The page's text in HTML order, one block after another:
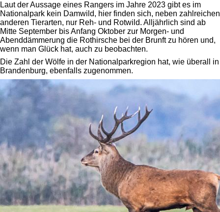
Laut der Aussage eines Rangers im Jahre 2023 gibt es im
Nationalpark kein Damwild, hier finden sich, neben zahlreichen
anderen Tierarten, nur Reh- und Rotwild. Alljährlich sind ab
Mitte September bis Anfang Oktober zur Morgen- und
Abenddämmerung die Rothirsche bei der Brunft zu hören und,
wenn man Glück hat, auch zu beobachten.
Die Zahl der Wölfe in der Nationalparkregion hat, wie überall in
Brandenburg, ebenfalls zugenommen.